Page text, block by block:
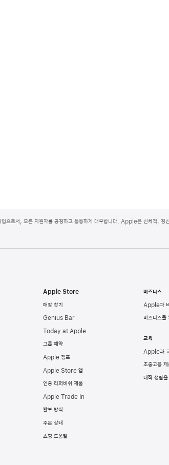
으로서, 모든 지원자를 공정하고 동등하게 대우합니다. Apple은 신체적, 정
Apple Store
매장 찾기
Genius Bar
Today at Apple
그룹 예약
Apple 캠프
Apple Store 앱
인증 리퍼비쉬 제품
Apple Trade In
할부 방식
주문 상태
쇼핑 도움말
비즈니스
Apple과
비즈니스를
교육
Apple과
초중고용 제
대학 생활을